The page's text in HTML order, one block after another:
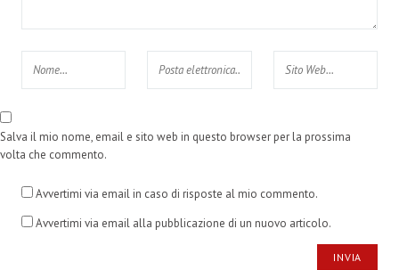
Salva il mio nome, email e sito web in questo browser per la prossima
volta che commento.
Avvertimi via email in caso di risposte al mio commento.
Avvertimi via email alla pubblicazione di un nuovo articolo.